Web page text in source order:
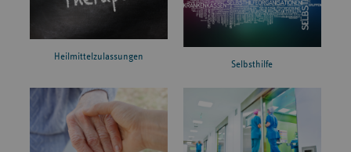
Heilmittelzulassungen
Selbsthilfe